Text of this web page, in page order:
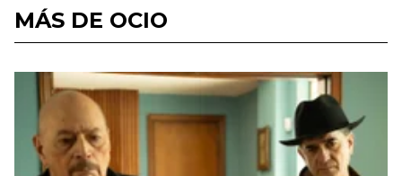
MÁS DE OCIO